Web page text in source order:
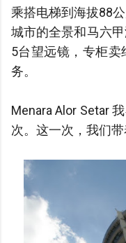
乘搭电梯到海拔88
城市的全景和马六
5台望远镜，专柜卖
务。
Menara Alor Setar
次。这一次，我们带